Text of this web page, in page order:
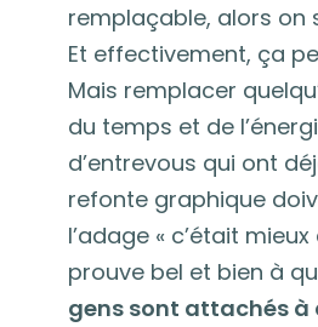
remplaçable, alors on
Et effectivement, ça
Mais remplacer
du temps et de
d’entrevous qui ont
refonte graphique
l’adage « c’était
prouve bel et bien à
gens sont attachés à